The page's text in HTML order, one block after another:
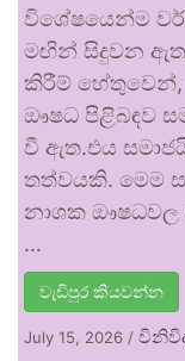
විශේෂයෙන්ම
මඟින් සිදුවන
කිරීම් හේතුවෙන්,
ඖෂධ පිළිබඳව
වී ඇත.එය
තත්වයකි. මෙම
නාශක ඖෂධවල
…
වැඩිපුර කියවන්න
July 15, 2026 /